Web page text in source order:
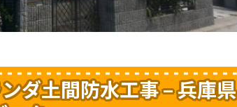
ダ土間防水工事 – 兵庫県